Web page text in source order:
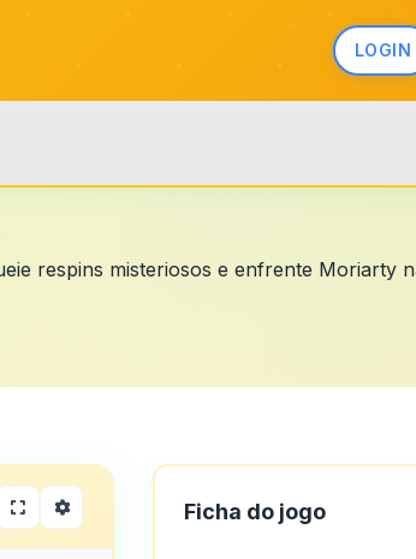
LOGIN
respins misteriosos e enfrente Moriarty
Ficha do jogo